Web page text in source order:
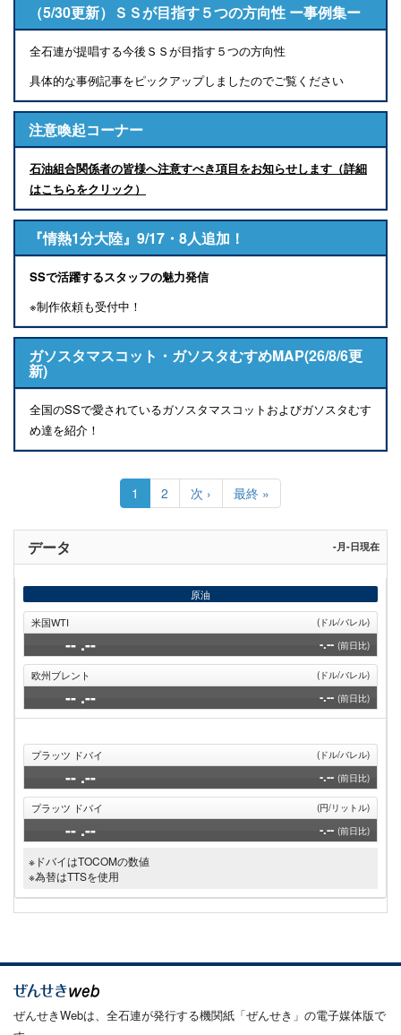
（5/30更新）ＳＳが目指す５つの方向性 ー事例集ー
全石連が提唱する今後ＳＳが目指す５つの方向性
具体的な事例記事をピックアップしましたのでご覧ください
注意喚起コーナー
石油組合関係者の皆様へ注意すべき項目をお知らせします（詳細
はこちらをクリック）
『情熱1分大陸』9/17・8人追加！
SSで活躍するスタッフの魅力発信
※制作依頼も受付中！
ガソスタマスコット・ガソスタむすめMAP(26/8/6更
新)
全国のSSで愛されているガソスタマスコットおよびガソスタむす
め達を紹介！
送
り
カ
レ
ン
ペ
1 Page
2
次
ペ
ー
次 ›
最
終
ペ
ジ
最終 »
データ -月-日現在
原油
米国WTI
(ドル/バレル)
-- .-- -.-- (前日比)
欧州ブレント (ドル/バレル)
-- .-- -.-- (前日比)
プラッツ ドバイ (ドル/バレル)
-- .-- -.-- (前日比)
プラッツ ドバイ (円/リットル)
-- .-- -.-- (前日比)
※ドバイはTOCOMの数値
※為替はTTSを使用
ぜんせきWebは、全石連が発行する機関紙「ぜんせき」の電子媒体版で